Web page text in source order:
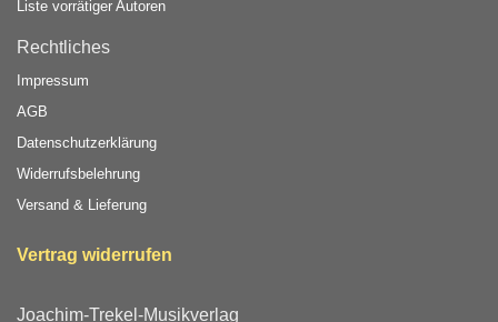
Liste vorrätiger Autoren
Rechtliches
Impressum
AGB
Datenschutzerklärung
Widerrufsbelehrung
Versand & Lieferung
Vertrag widerrufen
Joachim-Trekel-Musikverlag